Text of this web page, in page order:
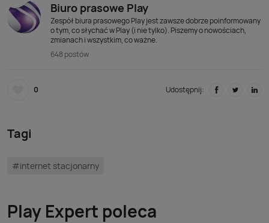
Biuro prasowe Play
Zespół biura prasowego Play jest zawsze dobrze poinformowany
o tym, co słychać w Play (i nie tylko). Piszemy o nowościach,
zmianach i wszystkim, co ważne.
648 postów
0 Udostępnij:
Tagi
#internet stacjonarny
Play Expert poleca